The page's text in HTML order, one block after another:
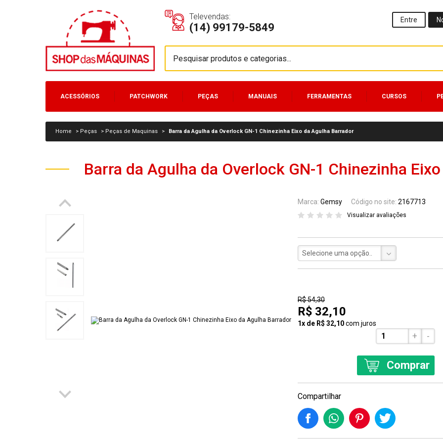
Televendas:
(14) 99179-5849
Entre
ACESSÓRIOS PATCHWORK PEÇAS MANUAIS FERRAMENTAS CURSOS
Home > Peças > Peças de Maquinas > Barra da Agulha da Overlock GN-1 Chinezinha Eixo da Agulha Barrador
Barra da Agulha da Overlock GN-1 Chinezinha
Marca: Gemsy Código no site: 2167713
Visualizar avaliações
Selecione uma opção..
R$ 54,30
R$ 32,10
1x de R$ 32,10com juros
+ -
Comprar
Compartilhar